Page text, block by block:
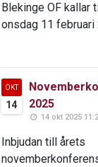
Blekinge OF kallar
onsdag 11 februari
OKT
14
2025
14 okt 2025
Inbjudan till årets